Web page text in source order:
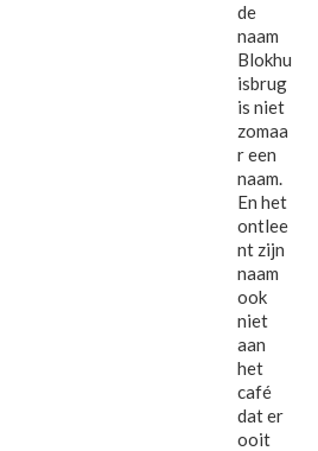
de
naam
Blokhu
isbrug
is niet
zomaa
r een
naam.
En het
ontlee
nt zijn
naam
ook
niet
aan
het
café
dat er
ooit